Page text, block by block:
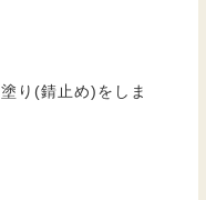
り(錆止め)をしま